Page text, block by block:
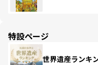
特設ページ
世界遺産ランキ